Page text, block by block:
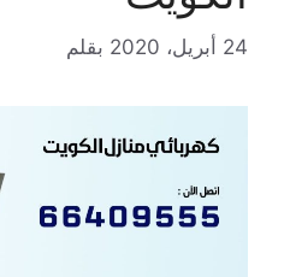
24 أبريل، 2020 بقلم